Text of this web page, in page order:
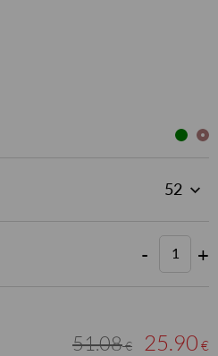
- +
51.08€ 25.90 €